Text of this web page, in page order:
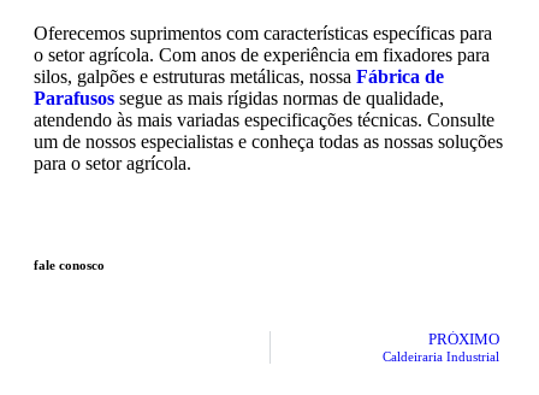
Oferecemos suprimentos com características específicas para
o setor agrícola. Com anos de experiência em fixadores para
silos, galpões e estruturas metálicas, nossa Fábrica de
Parafusos segue as mais rígidas normas de qualidade,
atendendo às mais variadas especificações técnicas. Consulte
um de nossos especialistas e conheça todas as nossas soluções
para o setor agrícola.
fale conosco
PRÓXIMO
Caldeiraria Industrial